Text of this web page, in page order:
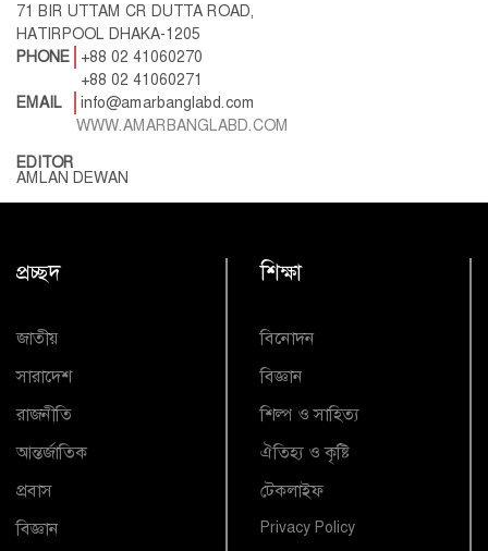
71 BIR UTTAM CR DUTTA ROAD,
HATIRPOOL DHAKA-1205
PHONE
+88 02 41060270
+88 02 41060271
EMAIL
info@amarbanglabd.com
WWW.AMARBANGLABD.COM
EDITOR
AMLAN DEWAN
প্রচ্ছদ
জাতীয়
সারাদেশ
রাজনীতি
আন্তর্জাতিক
প্রবাস
বিজ্ঞান
শিক্ষা
বিনোদন
বিজ্ঞান
শিল্প ও সাহিত্য
ঐতিহ্য ও কৃষ্টি
টেকলাইফ
Privacy Policy